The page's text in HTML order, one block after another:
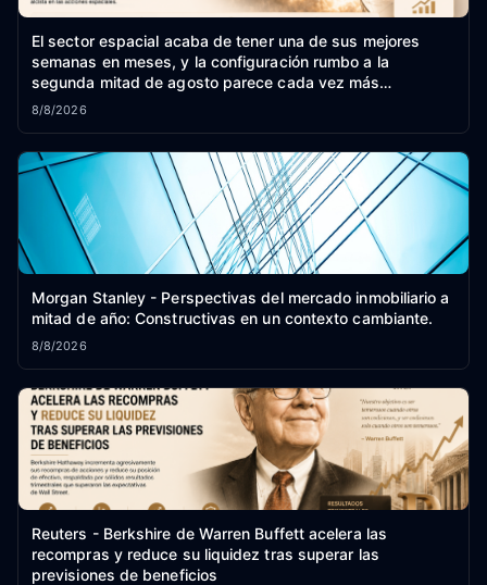
El sector espacial acaba de tener una de sus mejores
semanas en meses, y la configuración rumbo a la
segunda mitad de agosto parece cada vez más
constructiva.
8/8/2026
Morgan Stanley - Perspectivas del mercado inmobiliario a
mitad de año: Constructivas en un contexto cambiante.
8/8/2026
Reuters - Berkshire de Warren Buffett acelera las
recompras y reduce su liquidez tras superar las
previsiones de beneficios